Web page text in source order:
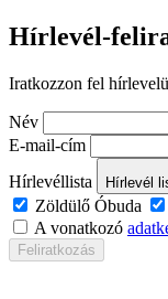
Hírlevél-
Iratkozzon fel
Név
E-mail-cím
Hírlevéllista
Hírlevél
Zöldülő Óbuda
A vonatkozó
Feliratkozás